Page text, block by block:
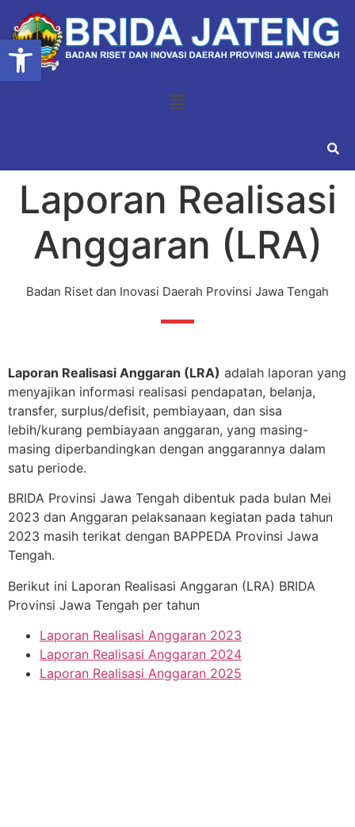
Open toolbar
Laporan Realisasi
Anggaran (LRA)
Badan Riset dan Inovasi Daerah Provinsi Jawa Tengah
Laporan Realisasi Anggaran (LRA) adalah laporan yang
menyajikan informasi realisasi pendapatan, belanja,
transfer, surplus/defisit, pembiayaan, dan sisa
lebih/kurang pembiayaan anggaran, yang masing-
masing diperbandingkan dengan anggarannya dalam
satu periode.
BRIDA Provinsi Jawa Tengah dibentuk pada bulan Mei
2023 dan Anggaran pelaksanaan kegiatan pada tahun
2023 masih terikat dengan BAPPEDA Provinsi Jawa
Tengah.
Berikut ini Laporan Realisasi Anggaran (LRA) BRIDA
Provinsi Jawa Tengah per tahun
Laporan Realisasi Anggaran 2023
Laporan Realisasi Anggaran 2024
Laporan Realisasi Anggaran 2025